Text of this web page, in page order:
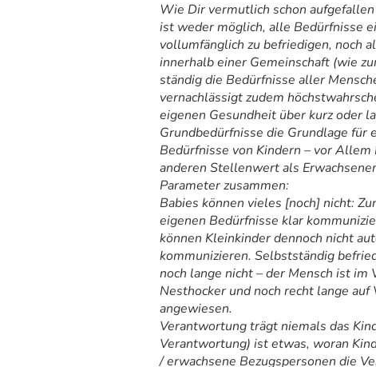
Wie Dir vermutlich schon
ist weder möglich, alle Bedürfnisse
vollumfänglich zu befriedigen, noch
innerhalb einer Gemeinschaft (wie
ständig die Bedürfnisse aller
vernachlässigt zudem
eigenen Gesundheit über kurz oder
Grundbedürfnisse die Grundlage für
Bedürfnisse von Kindern – vor Allem
anderen Stellenwert als
Parameter zusammen:
Babies können vieles [noch] nicht:
eigenen Bedürfnisse klar
können Kleinkinder dennoch nicht
kommunizieren. Selbstständig
noch lange nicht – der Mensch ist im
Nesthocker und noch recht lange
angewiesen.
Verantwortung trägt niemals das
Verantwortung) ist etwas, woran
/ erwachsene Bezugspersonen die